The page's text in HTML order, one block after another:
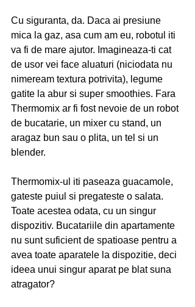
Cu siguranta, da. Daca ai presiune
mica la gaz, asa cum am eu, robotul iti
va fi de mare ajutor. Imagineaza-ti cat
de usor vei face aluaturi (niciodata nu
nimeream textura potrivita), legume
gatite la abur si super smoothies. Fara
Thermomix ar fi fost nevoie de un robot
de bucatarie, un mixer cu stand, un
aragaz bun sau o plita, un tel si un
blender.
Thermomix-ul iti paseaza guacamole,
gateste puiul si pregateste o salata.
Toate acestea odata, cu un singur
dispozitiv. Bucatariile din apartamente
nu sunt suficient de spatioase pentru a
avea toate aparatele la dispozitie, deci
ideea unui singur aparat pe blat suna
atragator?